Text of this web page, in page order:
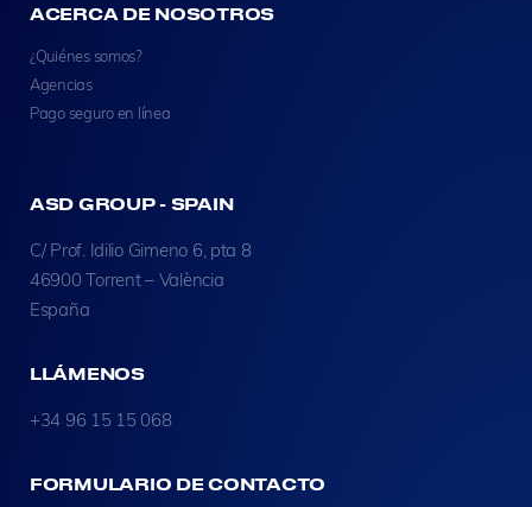
ACERCA DE NOSOTROS
¿Quiénes somos?
Agencias
Pago seguro en línea
ASD GROUP - SPAIN
C/ Prof. Idilio Gimeno 6, pta 8
46900 Torrent – València
España
LLÁMENOS
+34 96 15 15 068
FORMULARIO DE CONTACTO